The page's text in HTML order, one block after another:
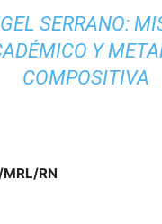
SERRANO:
Y
COMPOSITIVA
RN